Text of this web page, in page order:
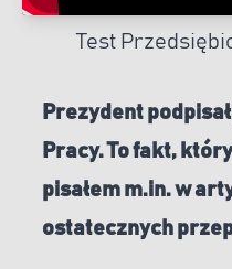
Test
Prezydent
Pracy. To fakt,
pisałem m.in. w
ostatecznych